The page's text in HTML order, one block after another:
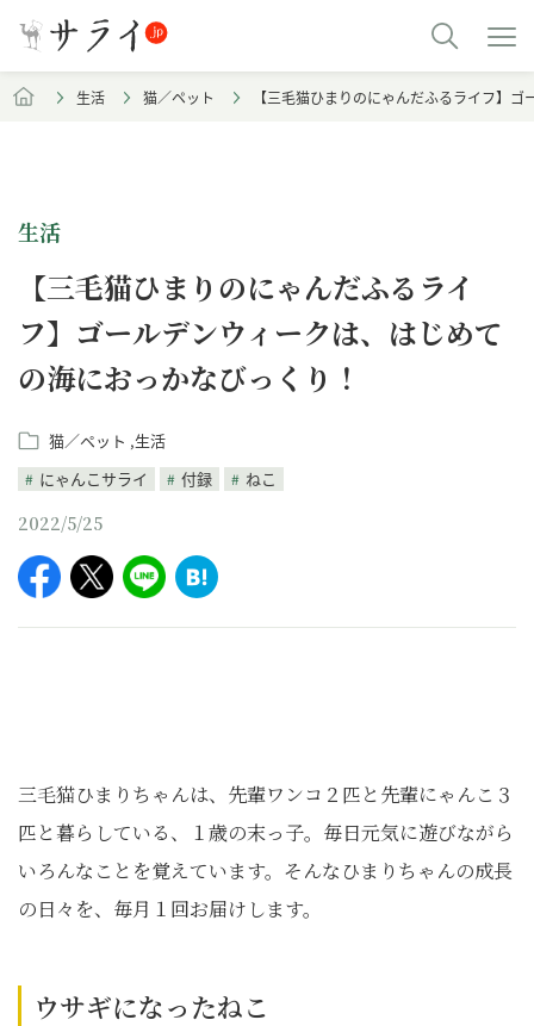
生活 猫／ペット 【三毛猫ひまりのにゃんだふるライフ】
生活
【三毛猫ひまりのにゃんだふるライ
フ】ゴールデンウィークは、はじめて
の海におっかなびっくり！
猫／ペット 生活
にゃんこサライ
付録 ねこ
2022/5/25
三毛猫ひまりちゃんは、先輩ワンコ２匹と先輩にゃんこ３
匹と暮らしている、１歳の末っ子。毎日元気に遊びながら
いろんなことを覚えています。そんなひまりちゃんの成長
の日々を、毎月１回お届けします。
ウサギになったねこ